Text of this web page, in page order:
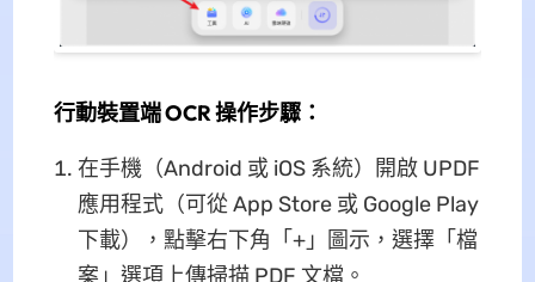
行動裝置端 OCR 操作步驟：
在手機（Android 或 iOS 系統）開啟 UPDF
應用程式（可從 App Store 或 Google Play
下載），點擊右下角「+」圖示，選擇「檔
案」選項上傳掃描 PDF 文檔。